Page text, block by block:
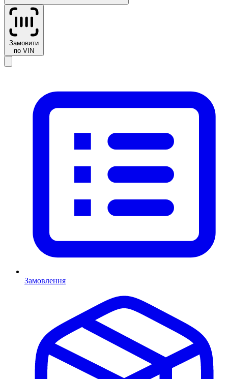
Замовити
по VIN
Замовлення